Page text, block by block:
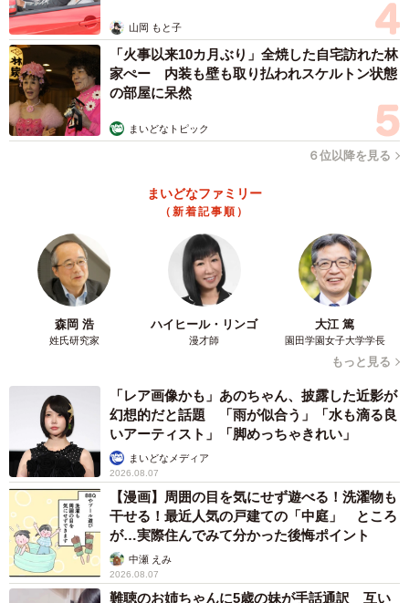
あるかも」などの反響が寄せられた。でんちゃん
（@denchan_ew）は電気工事士向けのアカウントだが、工
具や現場の豆知識やあるあるを発信中。もし春から職人に
なる方は予習のためチェックしてみてはいかがだろうか。
でんちゃんXアカウント： https://x.com/denchan_ew
わかるわかるという人はプロ。
pic.twitter.com/wgoMlcQr0v
— でんちゃん (@denchan_ew)January 12, 2025
山岡 もと子
「火事以来10カ月ぶり」全焼した自宅訪れた林
家ぺー 内装も壁も取り払われスケルトン状態
の部屋に呆然
まいどなトピック
６位以降を見る
まいどなファミリー
（新着記事順）
森岡 浩
姓氏研究家
ハイヒール・リンゴ
漫才師
大江 篤
園田学園女子大学学長
もっと見る
「レア画像かも」あのちゃん、披露した近影が
幻想的だと話題 「雨が似合う」「水も滴る良
いアーティスト」「脚めっちゃきれい」
まいどなメディア
2026.08.07
【漫画】周囲の目を気にせず遊べる！洗濯物も
干せる！最近人気の戸建ての「中庭」 ところ
が…実際住んでみて分かった後悔ポイント
中瀬 えみ
2026.08.07
難聴のお姉ちゃんに5歳の妹が手話通訳 互い